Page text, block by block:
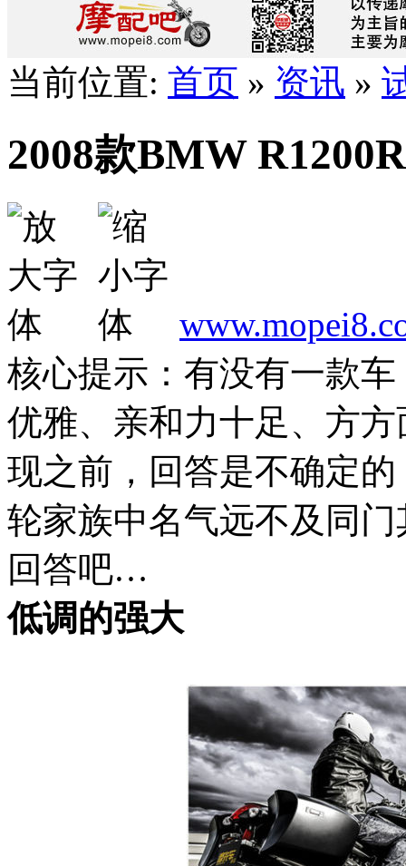
当前位置: 首页 » 资讯 »
2008款BMW
核心提示：有没有一款
优雅、亲和力十足、方
现之前，回答是不确定
轮家族中名气远不及同
回答吧…
低调的强大